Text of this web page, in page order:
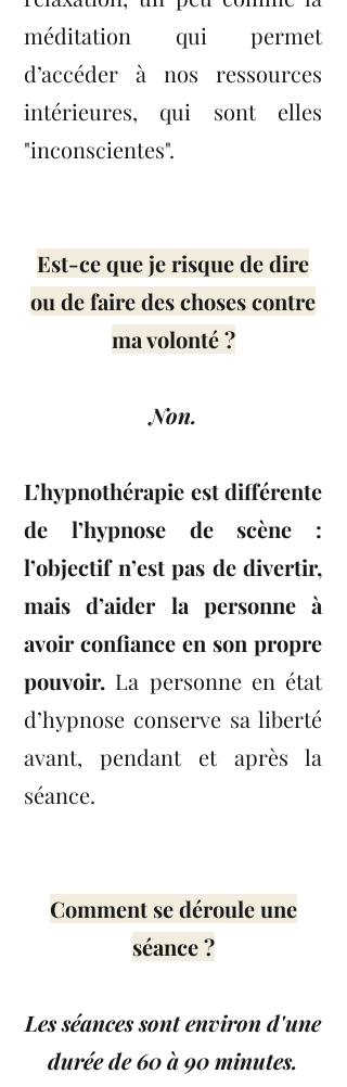
méditation qui permet
d’accéder à nos ressources
intérieures, qui sont elles
"inconscientes".
Est-ce que je risque de dire
ou de faire des choses contre
ma volonté ?
Non.
L’hypnothérapie est différente
de l’hypnose de scène :
l’objectif n’est pas de divertir,
mais d’aider la personne à
avoir confiance en son propre
pouvoir. La personne en état
d’hypnose conserve sa liberté
avant, pendant et après la
séance.
Comment se déroule une
séance ?
Les séances sont environ d'une
durée de 60 à 90 minutes.